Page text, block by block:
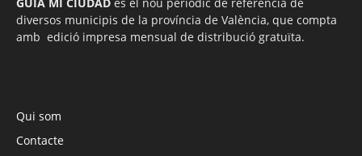
diversos municipis de la província de València, que compta
amb edició impresa mensual de distribució gratuïta.
Qui som
Contacte